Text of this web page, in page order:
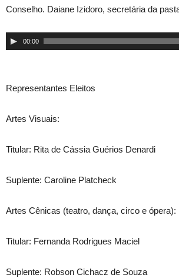
Conselho. Daiane Izidoro, secretária da
Tocador
00:00
Representantes Eleitos
Artes Visuais:
Titular: Rita de Cássia Guérios Denardi
Suplente: Caroline Platcheck
Artes Cênicas (teatro, dança, circo e ópera):
Titular: Fernanda Rodrigues Maciel
Suplente: Robson Cichacz de Souza